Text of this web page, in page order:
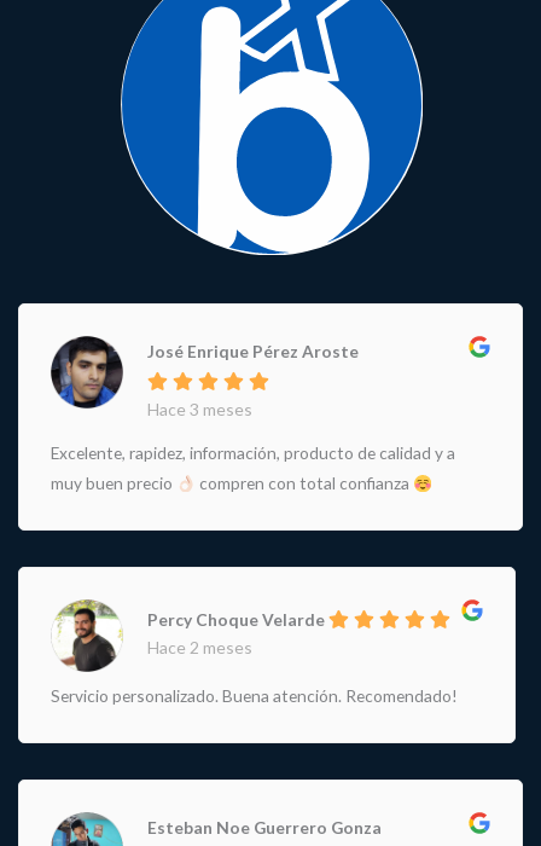
José Enrique Pérez Aroste
Hace 3 meses
Excelente, rapidez, información, producto de calidad y a
muy buen precio
compren con total confianza
Percy Choque Velarde
Hace 2 meses
Servicio personalizado. Buena atención. Recomendado!
Esteban Noe Guerrero Gonza